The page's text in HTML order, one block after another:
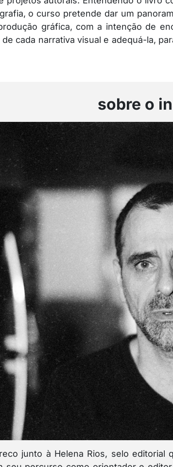
o curso pretende dar um
gráfica, com a intenção de
cada narrativa visual e adequá-la,
sobre o
junto à Helena Rios, selo